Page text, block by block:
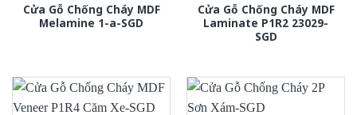
Cửa Gỗ Chống Cháy MDF
Melamine 1-a-SGD
Cửa Gỗ Chống Cháy MDF
Laminate P1R2 23029-
SGD